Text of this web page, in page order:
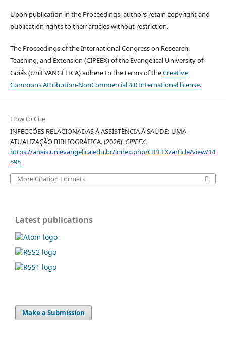
Upon publication in the Proceedings, authors retain copyright and
publication rights to their articles without restriction.
The Proceedings of the International Congress on Research,
Teaching, and Extension (CIPEEX) of the Evangelical University of
Goiás (UniEVANGÉLICA) adhere to the terms of theCreative
Commons Attribution-NonCommercial 4.0 International license.
How to Cite
INFECÇÕES RELACIONADAS À ASSISTÊNCIA À SAÚDE: UMA
ATUALIZAÇÃO BIBLIOGRÁFICA. (2026). CIPEEX.
https://anais.unievangelica.edu.br/index.php/CIPEEX/article/view/14
595
More Citation Formats
Latest publications
Make a Submission